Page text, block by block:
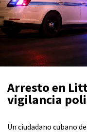
Arresto en
vigilancia
Un ciudadano cubano